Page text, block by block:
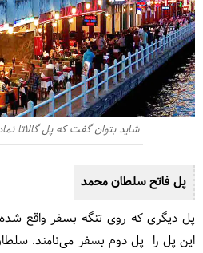
شاید بتوان گفت که پل گالاتا
پل فاتح سلطان محمد
پل دیگری که روی تنگه بسفر واقع
این پل را پل دوم بسفر می‌نامند.